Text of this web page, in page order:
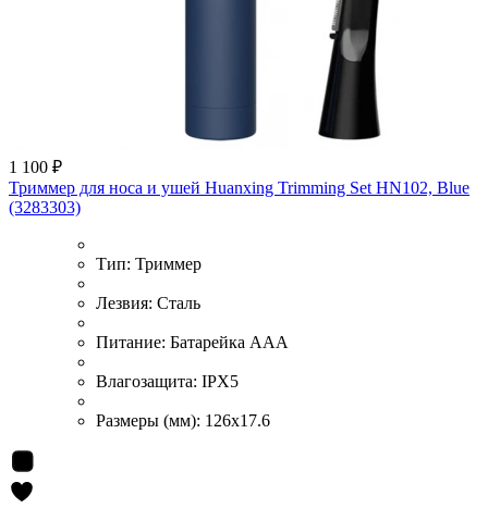
1 100 ₽
Триммер для носа и ушей Huanxing Trimming Set HN102, Blue
(3283303)
Тип: Триммер
Лезвия: Сталь
Питание: Батарейка AAA
Влагозащита: IPX5
Размеры (мм): 126x17.6